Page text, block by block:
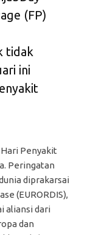
(FP)
tidak
ini
Penyakit
Peringatan
diprakarsai
(EURORDIS),
aliansi dari
dan